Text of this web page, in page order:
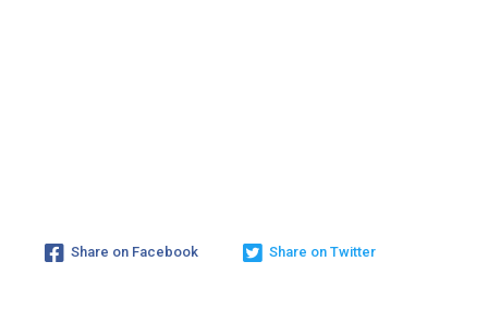
Share on Facebook Share on Twitter